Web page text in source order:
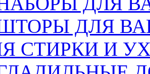
ДЛЯ
СТИРКИ И